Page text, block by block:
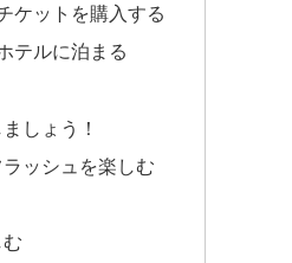
ケットを購入する
テルに泊まる
しょう！
ッシュを楽しむ